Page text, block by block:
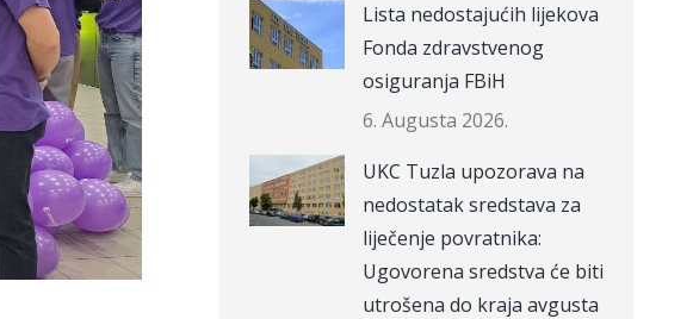
Lista nedostajućih lijekova
Fonda zdravstvenog
osiguranja FBiH
6. Augusta 2026.
UKC Tuzla upozorava na
nedostatak sredstava za
liječenje povratnika:
Ugovorena sredstva će biti
utrošena do kraja avgusta